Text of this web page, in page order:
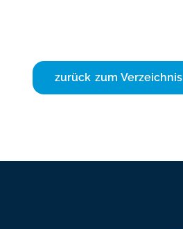
zurück zum Verzeichnis